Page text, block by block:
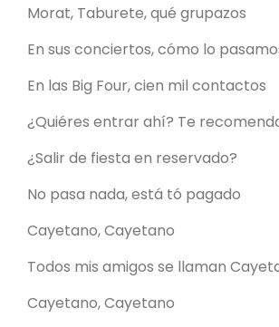
Morat, Taburete, qué grupazos
En sus conciertos, cómo lo
En las Big Four, cien mil contactos
¿Quiéres entrar ahí? Te
¿Salir de fiesta en reservado?
No pasa nada, está tó pagado
Cayetano, Cayetano
Todos mis amigos se llaman
Cayetano, Cayetano